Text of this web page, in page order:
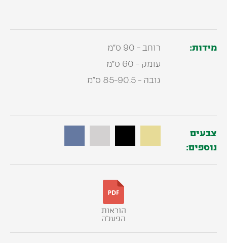
מידות:
רוחב - 90 ס"מ
עומק - 60 ס"מ
גובה - 85-90.5 ס"מ
צבעים
נוספים:
הוראות
הפעלה